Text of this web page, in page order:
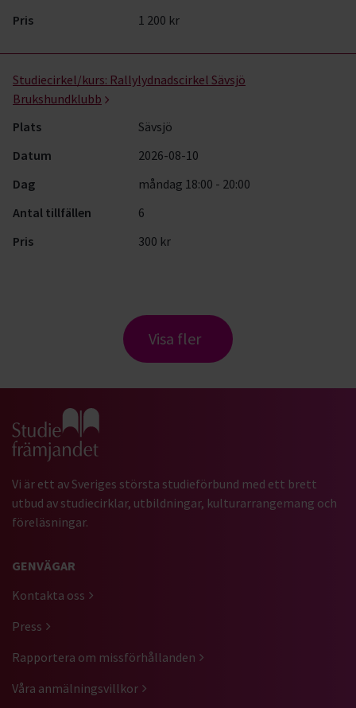
Pris
1 200 kr
Studiecirkel/kurs: Rallylydnadscirkel Sävsjö
Brukshundklubb
Plats
Sävsjö
Datum
2026-08-10
Dag
måndag 18:00 - 20:00
Antal tillfällen
6
Pris
300 kr
Visa fler
Gå till studiefrämjandets startsida
Vi är ett av Sveriges största studieförbund med ett brett
utbud av studiecirklar, utbildningar, kulturarrangemang och
föreläsningar.
GENVÄGAR
Kontakta oss
Press
Rapportera om missförhållanden
Våra anmälningsvillkor